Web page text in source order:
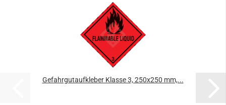
Gefahrgutaufkleber Klasse 3, 250x250 mm,...